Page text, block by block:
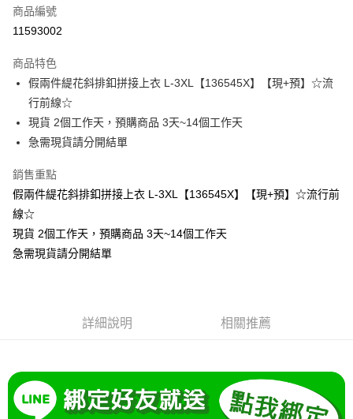
超商取貨付款
Apple Pay
街口支付
悠遊付
Google Pay
全支付
大哥付你分期
2.付款方式選擇「大哥付你分期」，訂單成立後會自動跳轉到大哥付的交易
4.訂單成立30分鐘內，如未前往確認交易或遇審核未通過，訂單將自動取
消。如遇「轉專審核」未通過狀況，表示未達大哥付你分期系統評分，恕無
法說明評估內容。
１．簡單：不需註冊會員、不需綁卡、不需儲值。
２．便利：只要手機號碼，簡訊認證，即可結帳。
３．安心：先確認商品／服務後，再付款。
相關說明
「Hami Point」為中華電信所提供之點數服務，可於會員專區綁定中華電信
會員帳號後，即可在購物車使用 Hami Point 折抵消費金額 (1點等於1元)。
ATM付款
商品編號
11593002
商品特色
假兩件緹花斜排釦拼接上衣 L-3XL【136545X】【現+預】☆流
行前線☆
現貨 2個工作天，預購商品 3天~14個工作天
急需現貨請分開結單
銷售重點
假兩件緹花斜排釦拼接上衣 L-3XL【136545X】【現+預】☆流行前
線☆
現貨 2個工作天，預購商品 3天~14個工作天
急需現貨請分開結單
詳細說明 相關推薦